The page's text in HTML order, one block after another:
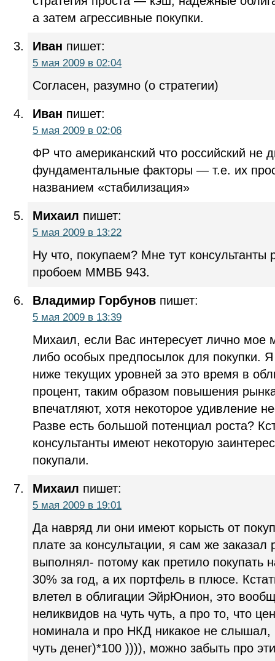
а затем агрессивные покупки.
Иван пишет:
5 мая 2009 в 02:04
Согласен, разумно (о стратегии)
Иван пишет:
5 мая 2009 в 02:06
ФР что американский что российский не
фундаментальные факторы — т.е. их
названием «стабилизация»
Михаил пишет:
5 мая 2009 в 13:22
Ну что, покупаем? Мне тут консультанты
пробоем ММВБ 943.
Владимир Горбунов пишет:
5 мая 2009 в 13:39
Михаил, если Вас интересует лично мое
либо особых предпосылок для покупки.
ниже текущих уровней за это время в
процент, таким образом повышения
впечатляют, хотя некоторое удивление
Разве есть большой потенциал роста?
консультанты имеют некоторую
покупали.
Михаил пишет:
5 мая 2009 в 19:01
Да навряд ли они имеют корысть от
плате за консультации, я сам же
выполнял- потому как претило покупать
30% за год, а их портфель в плюсе.
влетел в облигации ЭйрЮнион, это
неликвидов на чуть чуть, а про то, что
номинала и про НКД никакое не слышал,
чуть денег)*100 )))), можно забыть про